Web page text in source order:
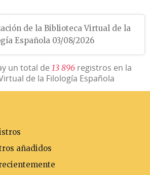
de la Biblioteca Virtual de la
Española 03/08/2026
un total de 13 896registros en la
de la Filología Española
añadidos